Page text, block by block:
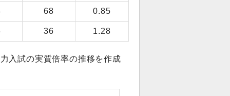
68 0.85
36 1.28
入試の実質倍率の推移を作成